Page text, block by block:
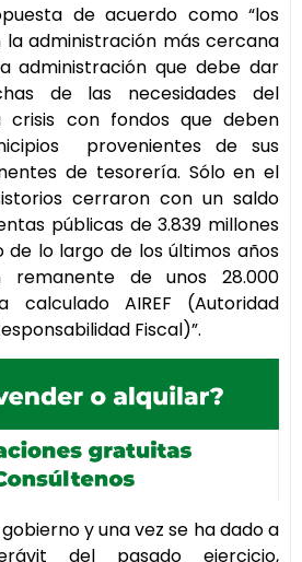
de acuerdo como “los
la administración más cercana
administración que debe dar
de las necesidades del
crisis con fondos que deben
provenientes de sus
de tesorería. Sólo en el
cerraron con un saldo
públicas de 3.839 millones
de lo largo de los últimos años
remanente de unos 28.000
calculado AIREF (Autoridad
Fiscal)”.
y una vez se ha dado a
del pasado ejercicio,